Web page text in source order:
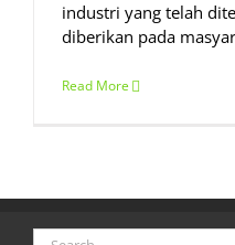
industri yang telah
diberikan pada
Read More
Search